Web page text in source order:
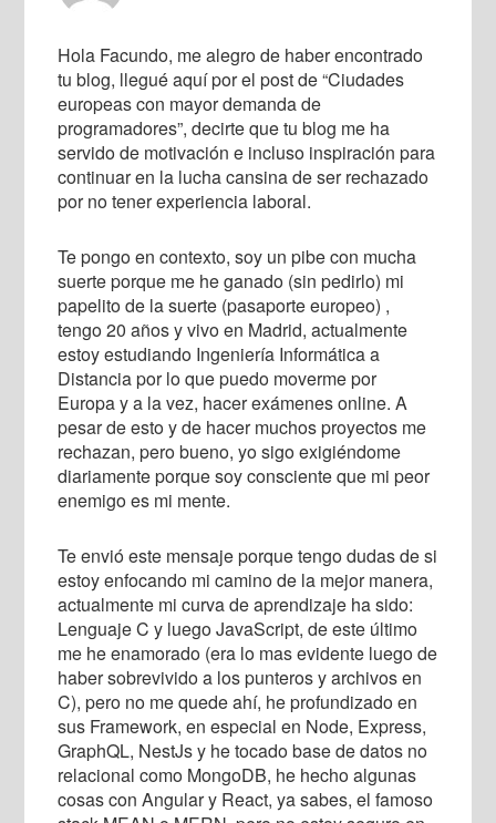
Hola Facundo, me alegro de haber encontrado
tu blog, llegué aquí por el post de “Ciudades
europeas con mayor demanda de
programadores”, decirte que tu blog me ha
servido de motivación e incluso inspiración para
continuar en la lucha cansina de ser rechazado
por no tener experiencia laboral.
Te pongo en contexto, soy un pibe con mucha
suerte porque me he ganado (sin pedirlo) mi
papelito de la suerte (pasaporte europeo) ,
tengo 20 años y vivo en Madrid, actualmente
estoy estudiando Ingeniería Informática a
Distancia por lo que puedo moverme por
Europa y a la vez, hacer exámenes online. A
pesar de esto y de hacer muchos proyectos me
rechazan, pero bueno, yo sigo exigiéndome
diariamente porque soy consciente que mi peor
enemigo es mi mente.
Te envió este mensaje porque tengo dudas de si
estoy enfocando mi camino de la mejor manera,
actualmente mi curva de aprendizaje ha sido:
Lenguaje C y luego JavaScript, de este último
me he enamorado (era lo mas evidente luego de
haber sobrevivido a los punteros y archivos en
C), pero no me quede ahí, he profundizado en
sus Framework, en especial en Node, Express,
GraphQL, NestJs y he tocado base de datos no
relacional como MongoDB, he hecho algunas
cosas con Angular y React, ya sabes, el famoso